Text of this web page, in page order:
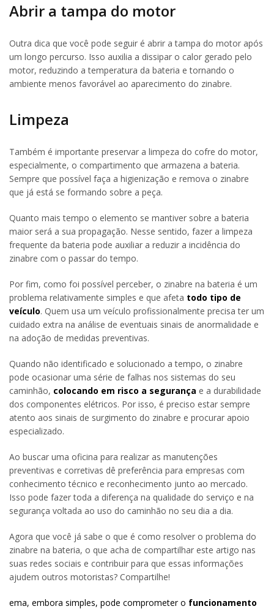
Abrir a tampa do motor
Outra dica que você pode seguir é abrir a tampa do motor após
um longo percurso. Isso auxilia a dissipar o calor gerado pelo
motor, reduzindo a temperatura da bateria e tornando o
ambiente menos favorável ao aparecimento do zinabre.
Limpeza
Também é importante preservar a limpeza do cofre do motor,
especialmente, o compartimento que armazena a bateria.
Sempre que possível faça a higienização e remova o zinabre
que já está se formando sobre a peça.
Quanto mais tempo o elemento se mantiver sobre a bateria
maior será a sua propagação. Nesse sentido, fazer a limpeza
frequente da bateria pode auxiliar a reduzir a incidência do
zinabre com o passar do tempo.
Por fim, como foi possível perceber, o zinabre na bateria é um
problema relativamente simples e que afeta todo tipo de
veículo. Quem usa um veículo profissionalmente precisa ter um
cuidado extra na análise de eventuais sinais de anormalidade e
na adoção de medidas preventivas.
Quando não identificado e solucionado a tempo, o zinabre
pode ocasionar uma série de falhas nos sistemas do seu
caminhão, colocando em risco a segurança e a durabilidade
dos componentes elétricos. Por isso, é preciso estar sempre
atento aos sinais de surgimento do zinabre e procurar apoio
especializado.
Ao buscar uma oficina para realizar as manutenções
preventivas e corretivas dê preferência para empresas com
conhecimento técnico e reconhecimento junto ao mercado.
Isso pode fazer toda a diferença na qualidade do serviço e na
segurança voltada ao uso do caminhão no seu dia a dia.
Agora que você já sabe o que é como resolver o problema do
zinabre na bateria, o que acha de compartilhar este artigo nas
suas redes sociais e contribuir para que essas informações
ajudem outros motoristas? Compartilhe!
ema, embora simples, pode comprometer o funcionamento